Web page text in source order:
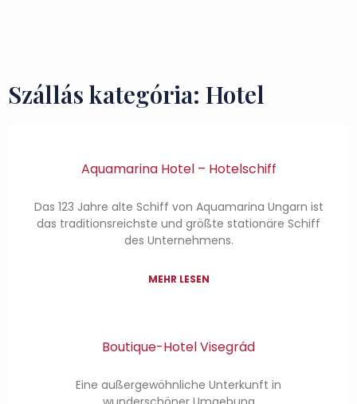
Szállás kategória: Hotel
Aquamarina Hotel – Hotelschiff
Das 123 Jahre alte Schiff von Aquamarina Ungarn ist
das traditionsreichste und größte stationäre Schiff
des Unternehmens.
MEHR LESEN
Boutique-Hotel Visegrád
Eine außergewöhnliche Unterkunft in